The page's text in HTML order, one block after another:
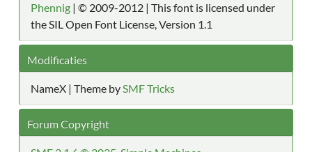
Phennig | © 2009-2012 | This font is licensed under
the SIL Open Font License, Version 1.1
Modificaties
NameX | Theme bySMF Tricks
Forum Copyright